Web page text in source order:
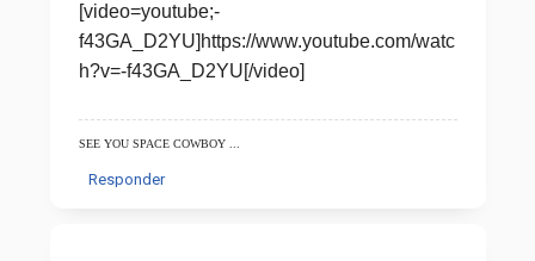
[video=youtube;-
f43GA_D2YU]https://www.youtube.com/watc
h?v=-f43GA_D2YU[/video]
SEE YOU SPACE COWBOY ...
Responder